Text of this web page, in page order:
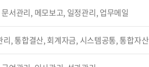
서관리, 메모보고, 일정관리, 업무메일
리, 통합결산, 회계자금, 시스템공통, 통합자산